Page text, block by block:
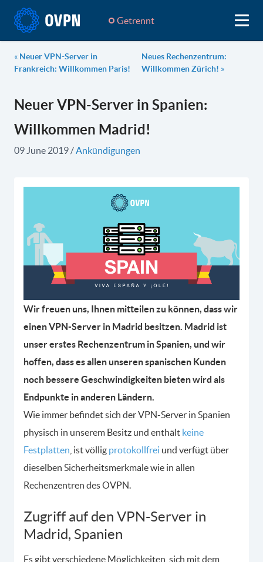
Getrennt
« Neuer VPN-Server in
Frankreich: Willkommen Paris!
Neues Rechenzentrum:
Willkommen Zürich! »
Neuer VPN-Server in Spanien:
Willkommen Madrid!
09 June 2019/Ankündigungen
Wir freuen uns, Ihnen mitteilen zu können, dass wir
einen VPN-Server in Madrid besitzen. Madrid ist
unser erstes Rechenzentrum in Spanien, und wir
hoffen, dass es allen unseren spanischen Kunden
noch bessere Geschwindigkeiten bieten wird als
Endpunkte in anderen Ländern.
Wie immer befindet sich der VPN-Server in Spanien
physisch in unserem Besitz und enthält keine
Festplatten , ist völlig protokollfrei und verfügt über
dieselben Sicherheitsmerkmale wie in allen
Rechenzentren des OVPN.
Zugriff auf den VPN-Server in
Madrid, Spanien
Es gibt verschiedene Möglichkeiten, sich mit dem